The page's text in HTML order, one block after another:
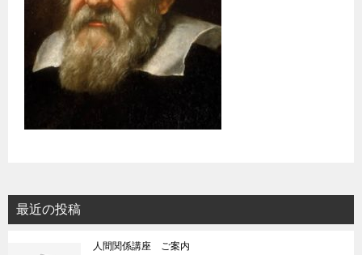
最近の投稿
人間関係講座 ご案内